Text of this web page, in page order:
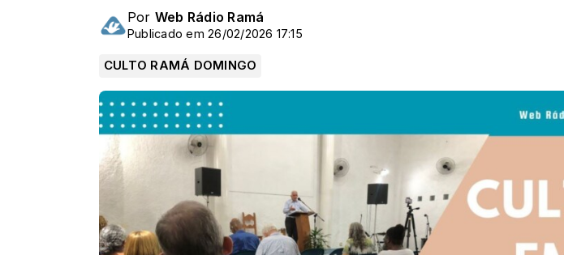
Por Web Rádio Ramá
Publicado em 26/02/2026 17:15
CULTO RAMÁ DOMINGO